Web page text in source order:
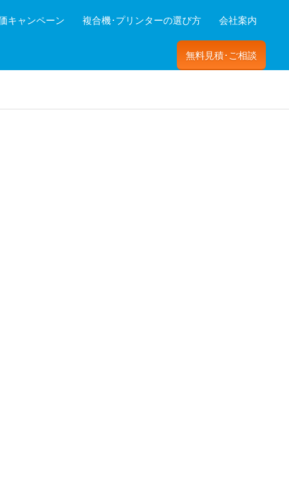
キャンペーン 複合機･プリンターの選び方 会社案内
無料見積･ご相談